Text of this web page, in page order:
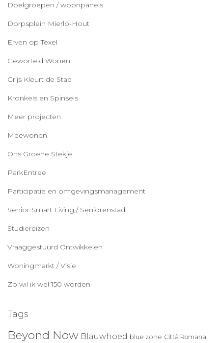
Doelgroepen / woonpanels
Dorpsplein Mierlo-Hout
Erven op Texel
Geworteld Wonen
Grijs Kleurt de Stad
Kronkels en Spinsels
Meer projecten
Meewonen
Ons Groene Stekje
ParkEntree
Participatie en omgevingsmanagement
Senior Smart Living / Seniorenstad
Studiereizen
Vraaggestuurd Ontwikkelen
Woningmarkt / Visie
Zo wil ik wel 150 worden
Tags
Beyond Now Blauwhoed blue zone Città Romana